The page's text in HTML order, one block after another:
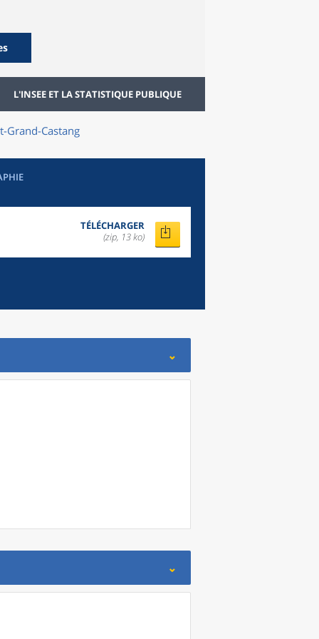
L'INSEE ET LA STATISTIQUE PUBLIQUE
Grand-Castang
TÉLÉCHARGER
(zip, 13 ko)